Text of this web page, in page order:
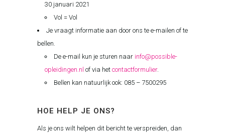
30 januari 2021
Vol = Vol
Je vraagt informatie aan door ons te e-mailen of te
bellen.
De e-mail kun je sturen naar info@possible-
opleidingen.nl of via het contactformulier.
Bellen kan natuurlijk ook: 085 – 7500295
HOE HELP JE ONS?
Als je ons wilt helpen dit bericht te verspreiden, dan